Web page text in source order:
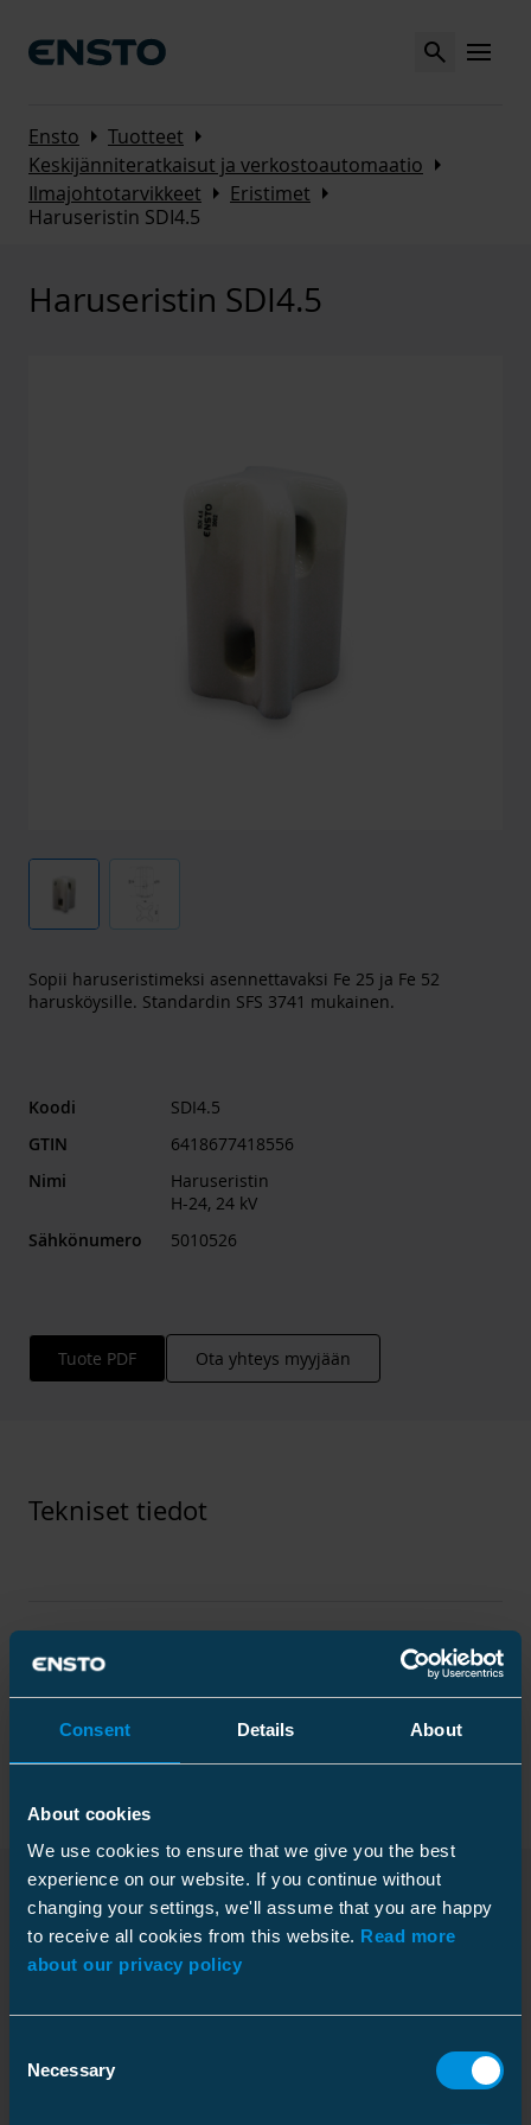
Consent Details About
About cookies
We use cookies to ensure that we give you the best
experience on our website. If you continue without
changing your settings, we'll assume that you are happy
to receive all cookies from this website. Read more
about our privacy policy
Selection
Necessary
Search MENU
Ensto Arrow_right Tuotteet Arrow_right
Keskijänniteratkaisut ja verkostoautomaatio Arrow_right
Ilmajohtotarvikkeet Arrow_right Eristimet Arrow_right
Haruseristin SDI4.5
Haruseristin SDI4.5
Sopii haruseristimeksi asennettavaksi Fe 25 ja Fe 52
harusköysille. Standardin SFS 3741 mukainen.
Koodi
SDI4.5
GTIN
6418677418556
Nimi
Haruseristin
H-24, 24 kV
Sähkönumero
5010526
Tuote PDF Ota yhteys myyjään
Tekniset tiedot
Mitat
Paino
2.15 kg
Ryömintäetäisyys
95 mm
Sähköiset arvot
Korkein käyttöjännite
Pakkaustiedot
Laatikko
Korkeus
Ladattavat tiedostot
Mittakuva M1 (omaan